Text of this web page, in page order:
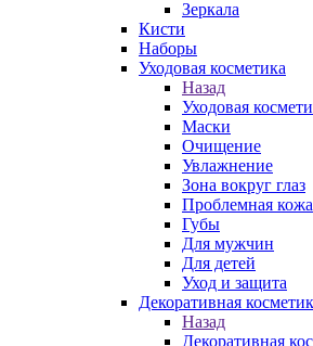
Зеркала
Кисти
Наборы
Уходовая косметика
Назад
Уходовая
Маски
Очищение
Увлажнение
Зона вокруг глаз
Проблемная кожа
Губы
Для мужчин
Для детей
Уход и защита
Декоративная
Назад
Декоративная